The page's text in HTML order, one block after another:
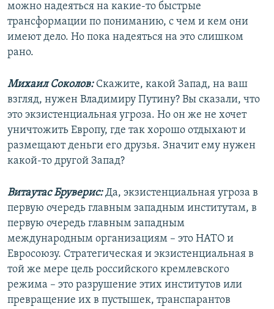
можно надеяться на какие-то быстрые
трансформации по пониманию, с чем и кем они
имеют дело. Но пока надеяться на это слишком
рано.
Михаил Соколов: Скажите, какой Запад, на ваш
взгляд, нужен Владимиру Путину? Вы сказали, что
это экзистенциальная угроза. Но он же не хочет
уничтожить Европу, где так хорошо отдыхают и
размещают деньги его друзья. Значит ему нужен
какой-то другой Запад?
Витаутас Бруверис:Да, экзистенциальная угроза в
первую очередь главным западным институтам, в
первую очередь главным западным
международным организациям – это НАТО и
Евросоюзу. Стратегическая и экзистенциальная в
той же мере цель российского кремлевского
режима – это разрушение этих институтов или
превращение их в пустышек, транспарантов